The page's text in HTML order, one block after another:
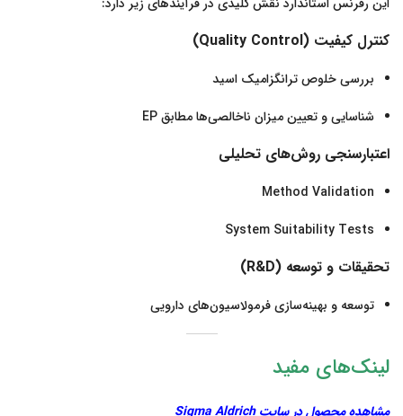
کنترل کیفیت (Quality Control)
بررسی خلوص ترانگزامیک اسید
شناسایی و تعیین میزان ناخالصی‌ها مطابق EP
اعتبارسنجی روش‌های تحلیلی
Method Validation
System Suitability Tests
تحقیقات و توسعه (R&D)
توسعه و بهینه‌سازی فرمولاسیون‌های دارویی
لینک‌های مفید
مشاهده محصول در سایت Sigma Aldrich